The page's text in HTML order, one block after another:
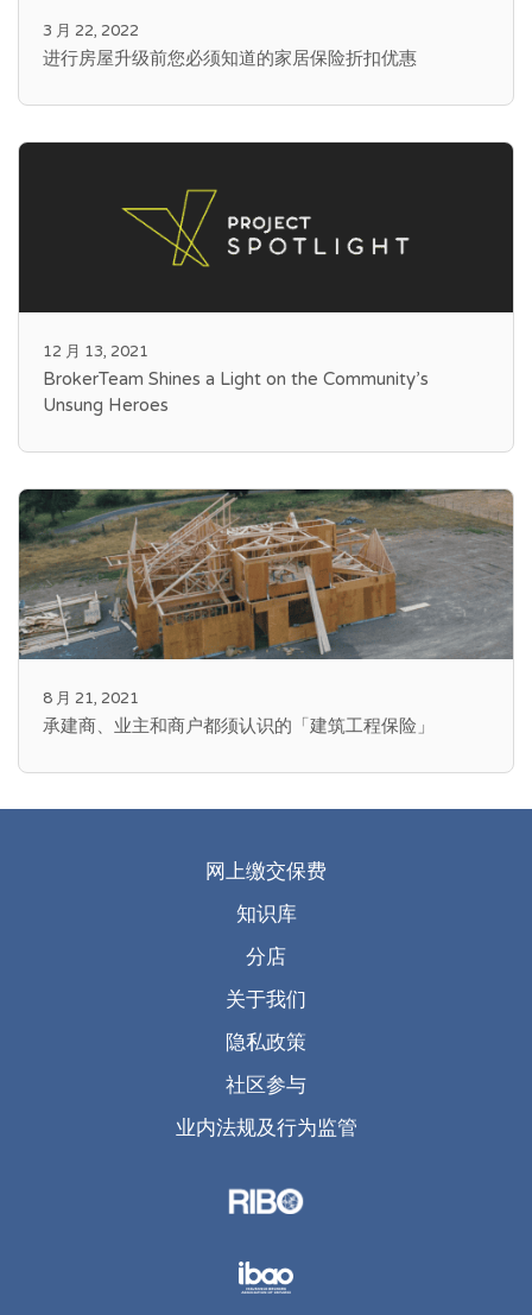
3 月 22, 2022
进行房屋升级前您必须知道的家居保险折扣优惠
12 月 13, 2021
BrokerTeam Shines a Light on the Community’s
Unsung Heroes
8 月 21, 2021
承建商、业主和商户都须认识的「建筑工程保险」
网上缴交保费
知识库
分店
关于我们
隐私政策
社区参与
业内法规及行为监管